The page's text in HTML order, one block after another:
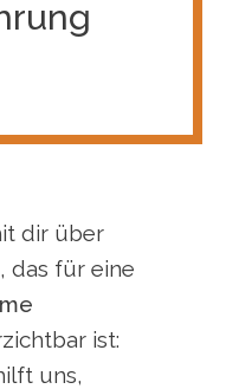
dir über
das für eine
ist:
uns,